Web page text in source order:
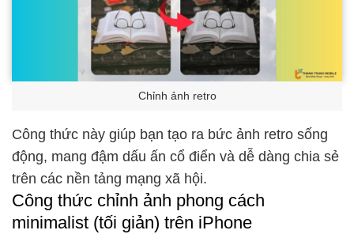
Chỉnh ảnh retro
Công thức này giúp bạn tạo ra bức ảnh retro sống
động, mang đậm dấu ấn cổ điển và dễ dàng chia sẻ
trên các nền tảng mạng xã hội.
Công thức chỉnh ảnh phong cách
minimalist (tối giản) trên iPhone